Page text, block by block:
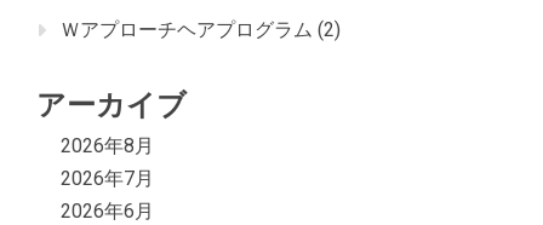
Ｗアプローチヘアプログラム (2)
アーカイブ
2026年8月
2026年7月
2026年6月